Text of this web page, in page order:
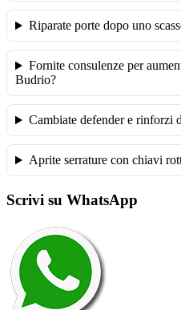
Riparate porte dopo uno
Fornite consulenze per
Budrio?
Cambiate defender e rinforzi
Aprite serrature con chiavi
Scrivi su WhatsApp